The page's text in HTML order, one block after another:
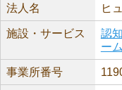
法人名 ヒ
施設・サービス
認
ーム
事業所番号